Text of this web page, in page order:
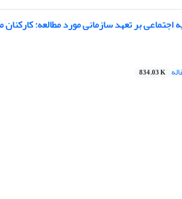
اجتماعی بر تعهد سازمانی مورد مطالعه: کارکنان
834.03 K